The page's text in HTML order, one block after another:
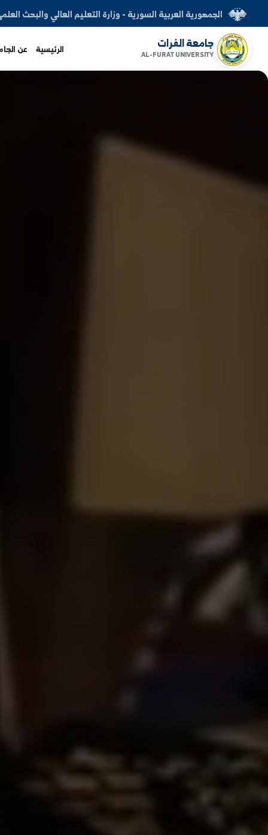
السورية - وزارة التعليم العالي والبحث العلمي
AL-FURAT عن الجامعة الكليات